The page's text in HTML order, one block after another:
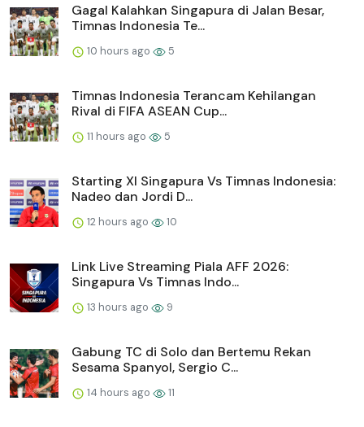
Gagal Kalahkan Singapura di Jalan Besar,
Timnas Indonesia Te...
10 hours ago 5
Timnas Indonesia Terancam Kehilangan
Rival di FIFA ASEAN Cup...
11 hours ago 5
Starting XI Singapura Vs Timnas Indonesia:
Nadeo dan Jordi D...
12 hours ago 10
Link Live Streaming Piala AFF 2026:
Singapura Vs Timnas Indo...
13 hours ago 9
Gabung TC di Solo dan Bertemu Rekan
Sesama Spanyol, Sergio C...
14 hours ago 11